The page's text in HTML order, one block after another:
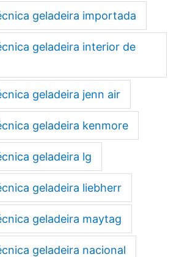
geladeira importada
geladeira interior de
geladeira jenn air
geladeira kenmore
geladeira lg
geladeira liebherr
geladeira maytag
geladeira nacional